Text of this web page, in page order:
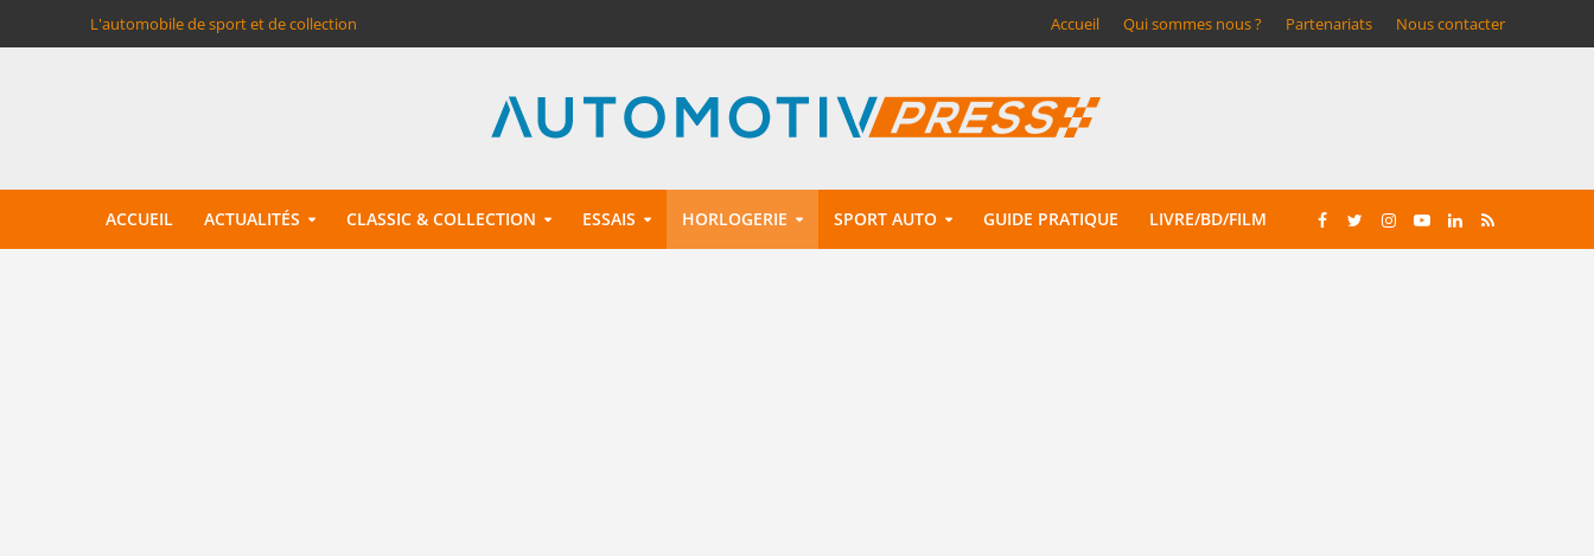
L'automobile de sport et de collection Accueil Qui sommes nous ? Partenariats Nous contacter
ACCUEIL ACTUALITÉS CLASSIC & COLLECTION ESSAIS HORLOGERIE SPORT AUTO GUIDE PRATIQUE LIVRE/BD/FILM